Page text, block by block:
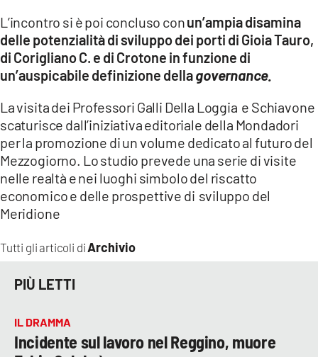
Tutti gli articoli diArchivio
L’incontro si è poi concluso conun’ampia disamina
delle potenzialità di sviluppo dei porti di Gioia Tauro,
di Corigliano C. e di Crotone in funzione di
un’auspicabile definizione dellagovernance.
La visita dei Professori Galli Della Loggia e Schiavone
scaturisce dall’iniziativa editoriale della Mondadori
per la promozione di un volume dedicato al futuro del
Mezzogiorno. Lo studio prevede una serie di visite
nelle realtà e nei luoghi simbolo del riscatto
economico e delle prospettive di sviluppo del
Meridione
PIÙ LETTI
IL DRAMMA
Incidente sul lavoro nel Reggino, muore